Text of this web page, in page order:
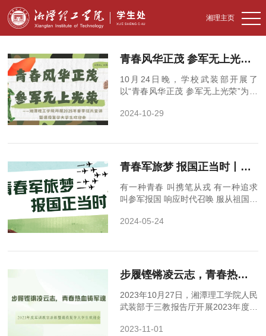
湘理主页
青春风华正茂 参军无上光荣 ——湘潭理工学院开展2025年春季征兵宣讲暨退役复学大学生欢迎会
10月24日晚，学校武装部开展了
以“青春风华正茂 参军无上光荣”为主
付炜，武装部副部长许媚，保卫科科
2024-10-29
青春军旅梦 报国正当时丨毕业生入伍原来政策这么好！
有一种青春 叫携笔从戎 有一种追求
叫参军报国 响应时代召唤 服从祖国需
想 为强军事业贡献磅礴力量 当毕业...
2024-05-24
步履铿锵凌云志，青春热血铸军魂——2023年度军训教官表彰暨退役复学大学生欢迎会
2023年10月27日，湘潭理工学院人民
武装部于三教报告厅开展2023年度军
会。学生处处长付炜老师、潭州书院
2023-11-01